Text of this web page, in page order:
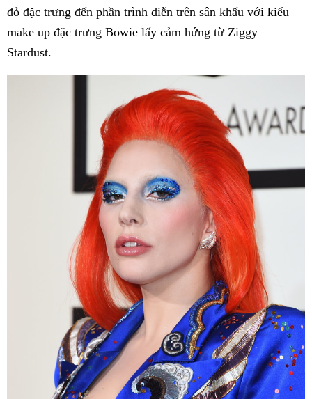
đỏ đặc trưng đến phần trình diễn trên sân khấu với kiểu
make up đặc trưng Bowie lấy cảm hứng từ Ziggy
Stardust.